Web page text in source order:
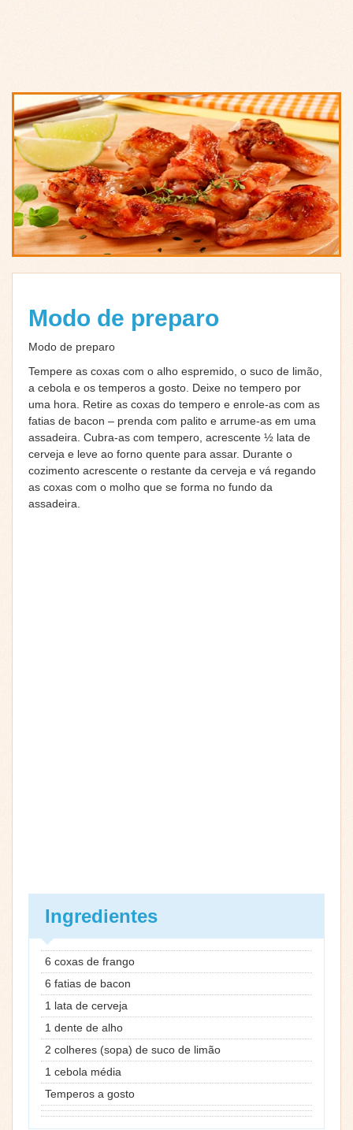
Modo de preparo
Modo de preparo
Tempere as coxas com o alho espremido, o suco de limão,
a cebola e os temperos a gosto. Deixe no tempero por
uma hora. Retire as coxas do tempero e enrole-as com as
fatias de bacon – prenda com palito e arrume-as em uma
assadeira. Cubra-as com tempero, acrescente ½ lata de
cerveja e leve ao forno quente para assar. Durante o
cozimento acrescente o restante da cerveja e vá regando
as coxas com o molho que se forma no fundo da
assadeira.
Ingredientes
6 coxas de frango
6 fatias de bacon
1 lata de cerveja
1 dente de alho
2 colheres (sopa) de suco de limão
1 cebola média
Temperos a gosto